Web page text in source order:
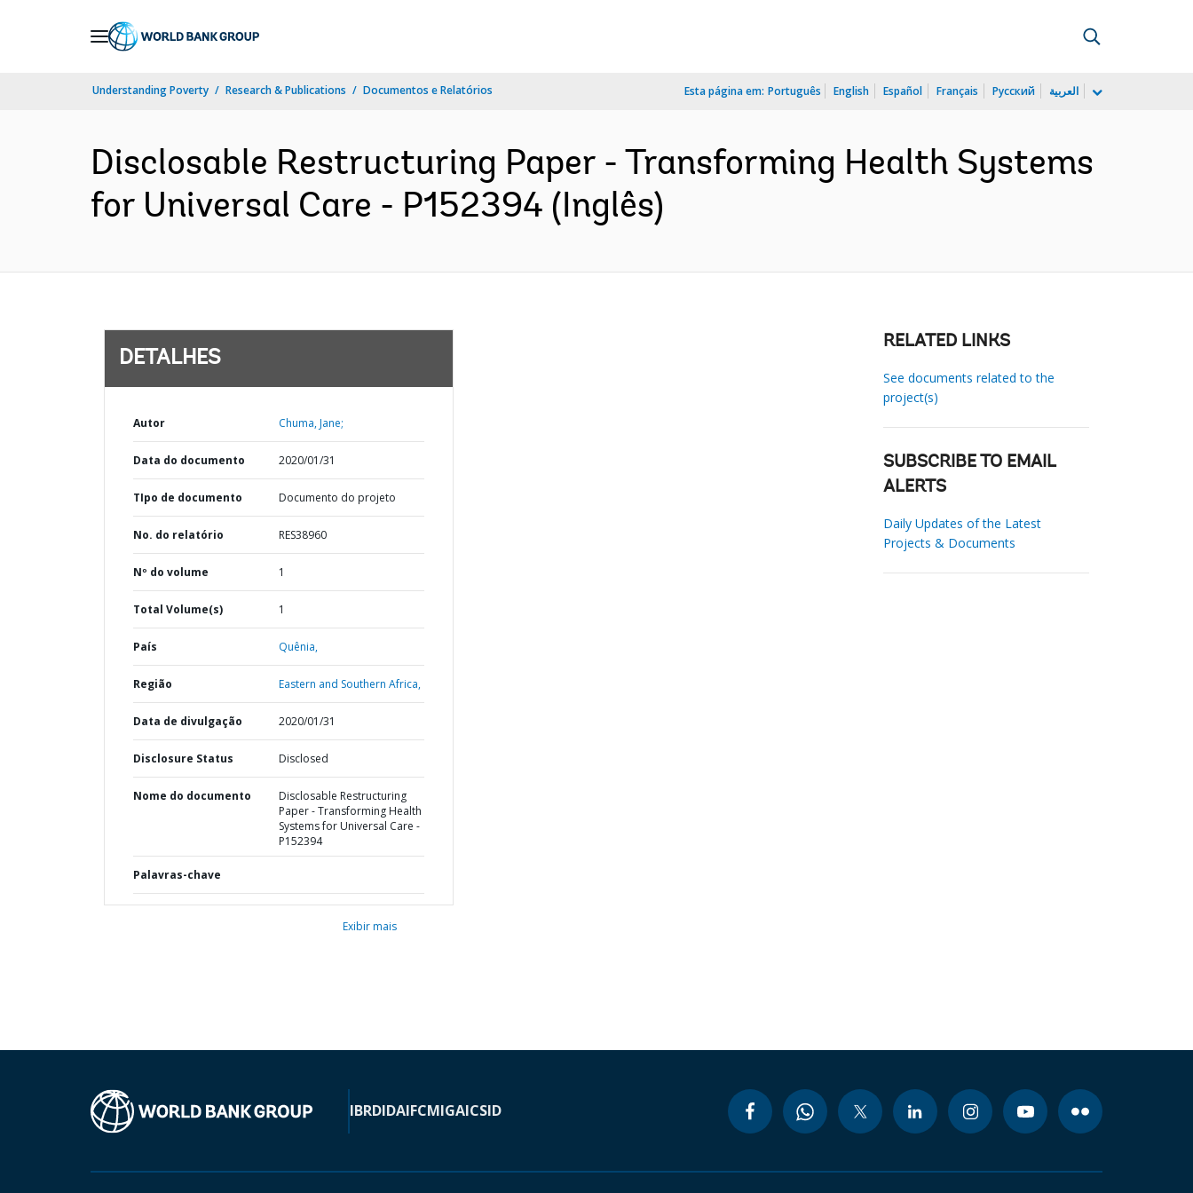
Understanding Poverty Research & Publications Documentos e Relatórios Esta página em: Português English Español Français Русский العربية
Disclosable Restructuring Paper - Transforming Health Systems
for Universal Care - P152394 (Inglês)
DETALHES
Autor Chuma, Jane;
Data do documento 2020/01/31
TIpo de documento Documento do projeto
No. do relatório RES38960
Nº do volume 1
Total Volume(s) 1
País Quênia,
Região Eastern and Southern Africa,
Data de divulgação 2020/01/31
Disclosure Status Disclosed
Nome do documento
Disclosable Restructuring
Paper - Transforming Health
Systems for Universal Care -
P152394
Palavras-chave
Exibir mais
RELATED LINKS
See documents related to the
project(s)
SUBSCRIBE TO EMAIL
ALERTS
Daily Updates of the Latest
Projects & Documents
IBRDIDAIFCMIGAICSID